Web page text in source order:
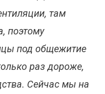
там
поэтому
под общежитие
раз дороже,
Сейчас мы на